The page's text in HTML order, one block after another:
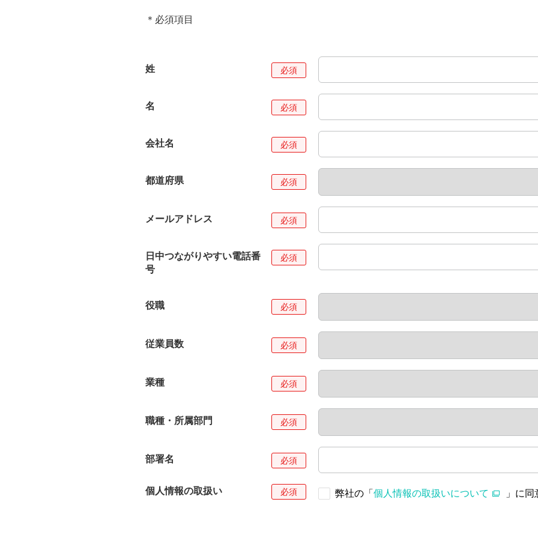
＊必須項目
姓
名
会社名
都道府県
メールアドレス
日中つながりやすい電話番
号
役職
従業員数
業種
職種・所属部門
部署名
個人情報の取扱い 弊社の「個人情報の取扱いについて 」に